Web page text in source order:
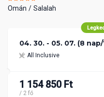
Omán Salalah
04. 30. - 05. 07. (8
All Inclusive
1 154 850 Ft
/ 2 fő